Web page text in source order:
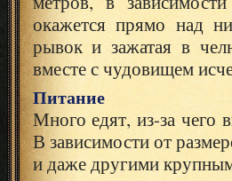
окажется прямо над
рывок и зажатая в
вместе с чудовищем
Питание
Много едят, из-за чего
В зависимости от
и даже другими